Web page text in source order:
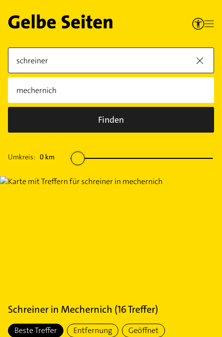
Finden
Umkreis: 0 km
Schreinerin Mechernich (16Treffer)
Beste Treffer Entfernung Geöffnet